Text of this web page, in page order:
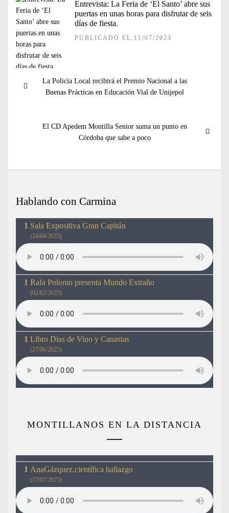
Entrevista: La Feria de ‘El Santo’ abre sus
puertas en unas horas para disfrutar de seis
días de fiesta.
PUBLICADO EL:11/07/2023
de
Entrada
anterior:
La Policía Local recibirá el Premio Nacional a las
Buenas Prácticas en Educación Vial de Unijepol
Entrada
El CD Apedem Montilla Senior suma un punto en
Córdoba que sabe a poco
Hablando con Carmina
Sala Expositiva Gran Capitán
(24/04/2025)
Rafa Polonio presenta Mundo Extraño
(02/02/2025)
Libro Dias de Vino y Canastas
(27/06/2025)
MONTILLANOS EN LA DISTANCIA
AnaGázquez,científica hallazgo
(17/07/2025)